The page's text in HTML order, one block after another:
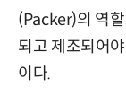
(Packer)의 역
되고 제조되어
이다.